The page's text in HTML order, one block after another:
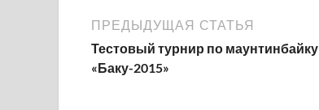
ПРЕДЫДУЩАЯ СТАТЬЯ
Тестовый турнир по маунтинбайку
«Баку-2015»